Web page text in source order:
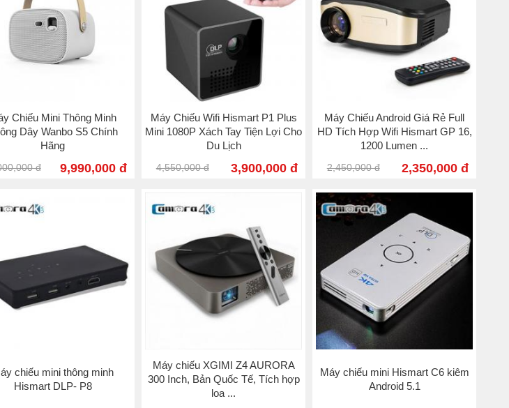
Chiếu Mini Thông Minh
Dây Wanbo S5 Chính
Hãng
đ 9,990,000 đ
Máy Chiếu Wifi Hismart P1 Plus
Mini 1080P Xách Tay Tiện Lợi Cho
Du Lịch
4,550,000 đ 3,900,000 đ
Máy Chiếu Android Giá Rẻ Full
HD Tích Hợp Wifi Hismart GP 16,
1200 Lumen ...
2,450,000 đ 2,350,000 đ
chiếu mini thông minh
Hismart DLP- P8
Máy chiếu XGIMI Z4 AURORA
300 Inch, Bản Quốc Tế, Tích hợp
loa ...
Máy chiếu mini Hismart C6 kiêm
Android 5.1